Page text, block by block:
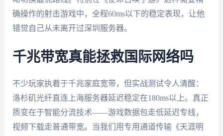
确操作的射击游戏中，全程60ms以下的稳定表现，让他
错觉自己从未离开过深圳服务器。
千兆带宽真能拯救国际网络吗
不少玩家执着于千兆家庭宽带，但实战测试令人清醒：
洛杉矶光纤直连上海服务器延迟稳定在180ms以上。真正
质变在于智能分流技术——游戏数据包走低延迟专线，
视频下载走普通带宽。当我们用专用通道传输《天涯明